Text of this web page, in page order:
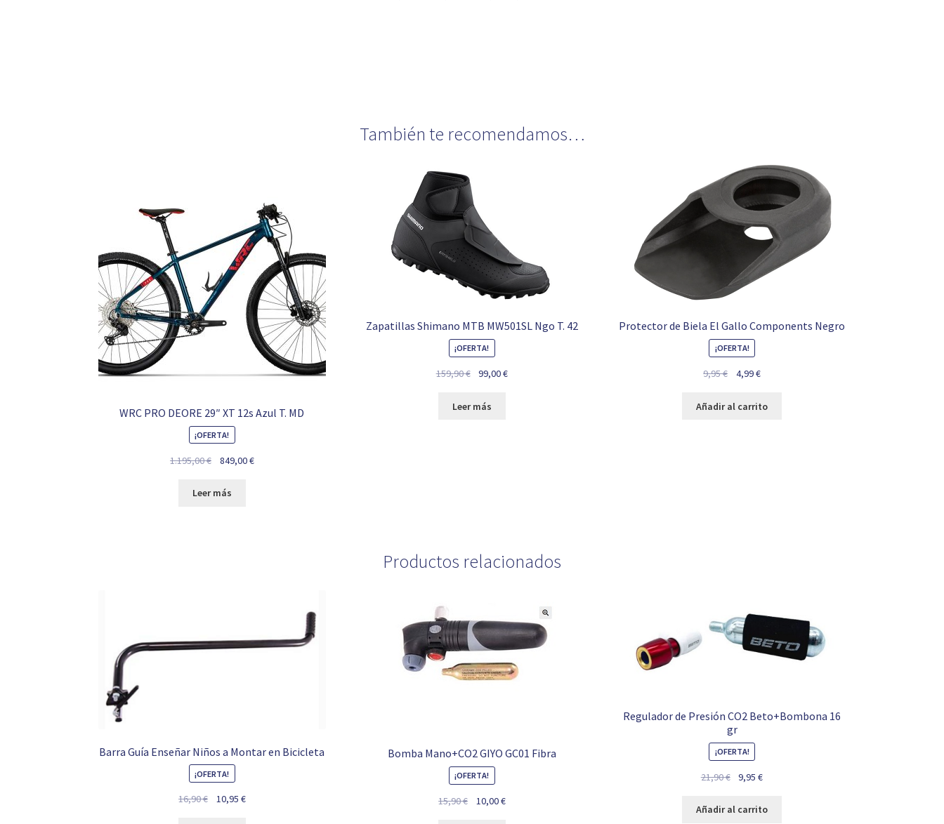
También te recomendamos…
WRC PRO DEORE 29″ XT 12s Azul T. MD
¡OFERTA!
1.195,00€
El
original
849,00€El
Leer más
Zapatillas Shimano MTB MW501SL Ngo T. 42
¡OFERTA!
159,90€
El
original
99,00€El
Leer más
Protector de Biela El Gallo Components Negro
¡OFERTA!
9,95€
El
original
4,99€El
actual
Añadir al carrito
Productos relacionados
Barra Guía Enseñar Niños a Montar en Bicicleta
¡OFERTA!
16,90€ 10,95 €El
Bomba Mano+CO2 GIYO GC01 Fibra
¡OFERTA!
15,90€ 10,00€El
Regulador de Presión CO2 Beto+Bombona 16
gr
¡OFERTA!
21,90€
El
original
9,95€El
actual
Añadir al carrito